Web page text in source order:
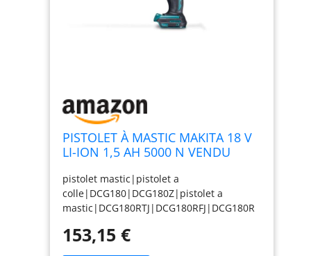
PISTOLET À MASTIC MAKITA 18 V
LI-ION 1,5 AH 5000 N VENDU
pistolet mastic|pistolet a
colle|DCG180|DCG180Z|pistolet a
mastic|DCG180RTJ|DCG180RFJ|DCG180R
makita
153,15 €